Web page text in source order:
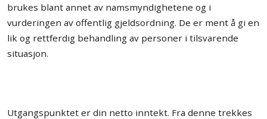
brukes blant annet av namsmyndighetene og i
vurderingen av offentlig gjeldsordning. De er ment å gi en
lik og rettferdig behandling av personer i tilsvarende
situasjon.
Utgangspunktet er din netto inntekt. Fra denne trekkes